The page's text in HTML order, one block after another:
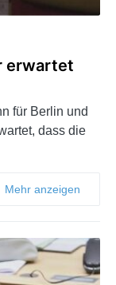
erwartet
für Berlin und
dass die
Mehr anzeigen